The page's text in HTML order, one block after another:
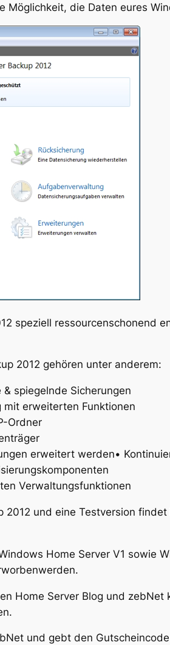
die Daten eures
speziell ressourcenschonend
2012 gehören unter anderem:
spiegelnde Sicherungen
mit erweiterten Funktionen
Ordner
erweitert werden•
Verwaltungsfunktionen
2012 und eine Testversion findet
Home Server V1 sowie
Home Server Blog und
und gebt den Gutscheincode